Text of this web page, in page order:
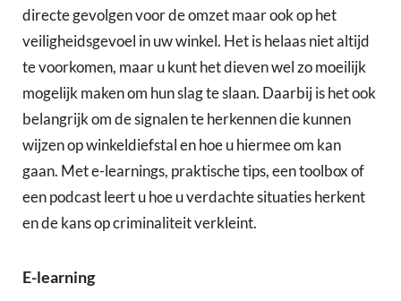
directe gevolgen voor de omzet maar ook op het
veiligheidsgevoel in uw winkel. Het is helaas niet altijd
te voorkomen, maar u kunt het dieven wel zo moeilijk
mogelijk maken om hun slag te slaan. Daarbij is het ook
belangrijk om de signalen te herkennen die kunnen
wijzen op winkeldiefstal en hoe u hiermee om kan
gaan. Met e-learnings, praktische tips, een toolbox of
een podcast leert u hoe u verdachte situaties herkent
en de kans op criminaliteit verkleint.
E-learning